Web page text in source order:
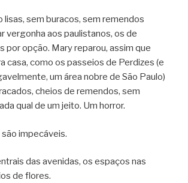
lisas, sem buracos, sem remendos
vergonha aos paulistanos, os de
por opção. Mary reparou, assim que
casa, como os passeios de Perdizes (e
um área nobre de São Paulo)
cheios de remendos, sem
qual de um jeito. Um horror.
impecáveis.
das avenidas, os espaços nas
de flores.